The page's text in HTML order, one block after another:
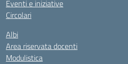
Eventi e iniziative
Circolari
Albi
Area riservata docenti
Modulistica